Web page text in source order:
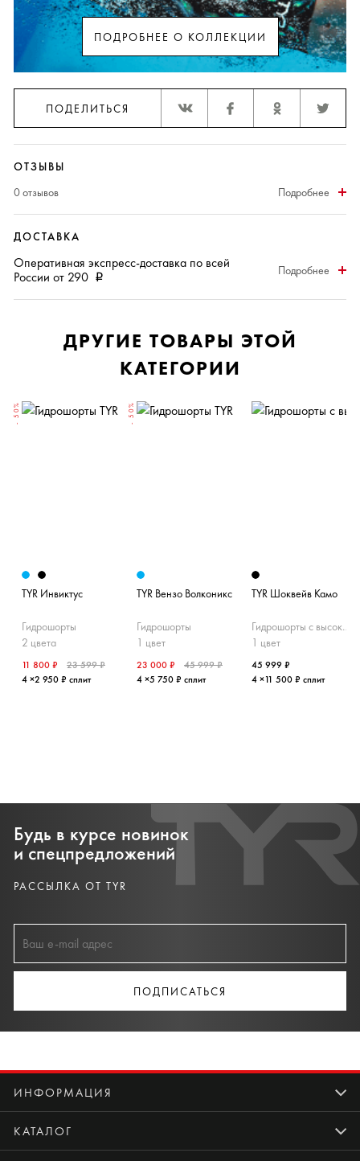
ПОДРОБНЕЕ О КОЛЛЕКЦИИ
ПОДЕЛИТЬСЯ
ОТЗЫВЫ
0 отзывов
Подробнее
ДОСТАВКА
Оперативная экспресс-доставка по всей
России от 290 i
Подробнее
ДРУГИЕ ТОВАРЫ ЭТОЙ
КАТЕГОРИИ
- 50%
TYR Инвиктус
Гидрошорты
2 цвета
11 800 ₽
23 599 ₽
4 ×2 950 ₽ сплит
- 50%
TYR Вензо Волконикс
Гидрошорты
1 цвет
23 000 ₽
45 999 ₽
4 ×5 750 ₽ сплит
TYR Шоквейв Камо
Гидрошорты с высокой талией
1 цвет
45 999 ₽
4 ×11 500 ₽ сплит
Будь в курсе новинок
и спецпредложений
РАССЫЛКА ОТ TYR
ПОДПИСАТЬСЯ
ИНФОРМАЦИЯ
КАТАЛОГ